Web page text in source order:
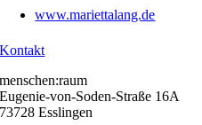
www.mariettalang.de
Kontakt
menschen:raum
Eugenie-von-Soden-Straße 16A
73728 Esslingen